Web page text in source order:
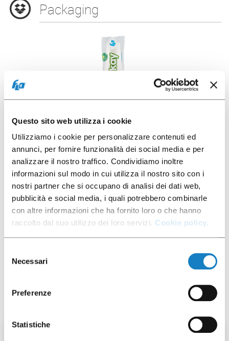
Questo sito web utilizza i cookie
Utilizziamo i cookie per personalizzare contenuti ed
annunci, per fornire funzionalità dei social media e per
analizzare il nostro traffico. Condividiamo inoltre
informazioni sul modo in cui utilizza il nostro sito con i
nostri partner che si occupano di analisi dei dati web,
pubblicità e social media, i quali potrebbero combinarle
con altre informazioni che ha fornito loro o che hanno
raccolto dal suo utilizzo dei loro servizi. Cookie policy.
delNecessari
Preferenze
Statistiche
Packaging
Scarica foto
Scheda prodotto
Ti potrebbe interessare anche